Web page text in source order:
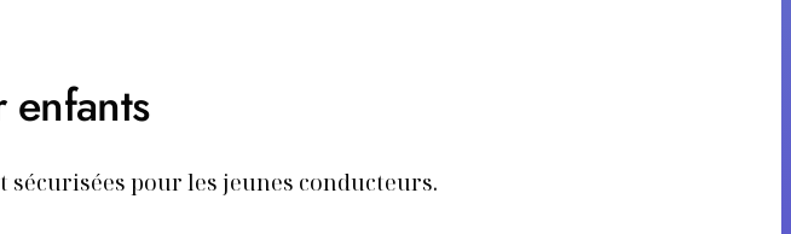
enfants
pour les jeunes conducteurs.